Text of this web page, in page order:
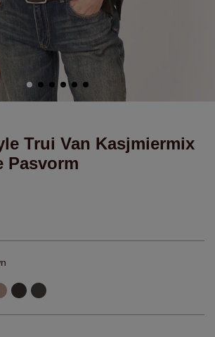
Trui Van Kasjmiermix
Pasvorm